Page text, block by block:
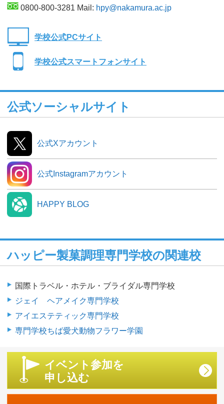
0800-800-3281 Mail: hpy@nakamura.ac.jp
学校公式PCサイト
学校公式スマートフォンサイト
公式ソーシャルサイト
公式Xアカウント
公式Instagramアカウント
HAPPY BLOG
ハッピー製菓調理専門学校の関連校
国際トラベル・ホテル・ブライダル専門学校
ジェイ ヘアメイク専門学校
アイエステティック専門学校
専門学校ちば愛犬動物フラワー学園
イベント参加を
申し込む